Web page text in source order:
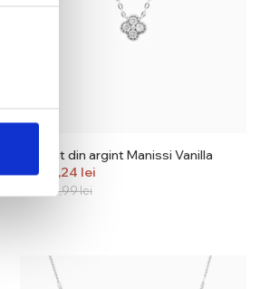
Lant din argint Manissi Vanilla
184,99lei
157,24 lei